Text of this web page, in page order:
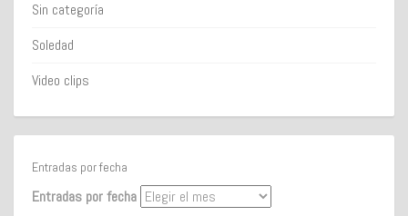
Sin categoría
Soledad
Video clips
Entradas por fecha
Entradas por fecha